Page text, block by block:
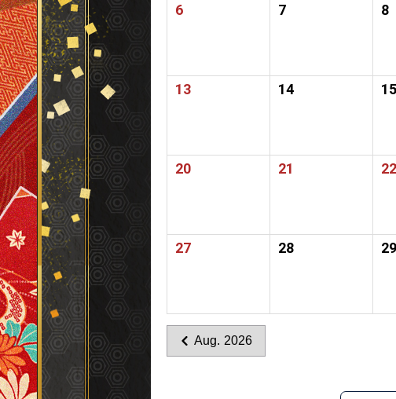
6 7 8
13 14 15
20 21 22
27 28 29
Aug. 2026